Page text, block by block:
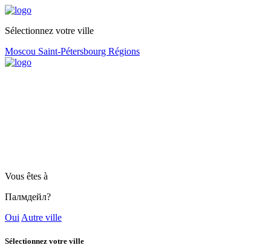
Sélectionnez votre ville
Moscou Saint-Pétersbourg Régions
Vous êtes à
Палмдейл?
Oui Autre ville
Sélectionnez votre ville